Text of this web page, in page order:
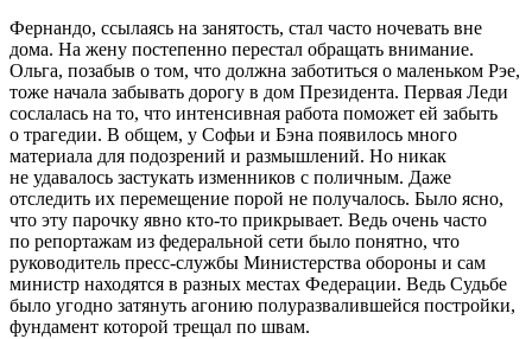
Фернандо, ссылаясь на занятость, стал часто ночевать вне
дома. На жену постепенно перестал обращать внимание.
Ольга, позабыв о том, что должна заботиться о маленьком Рэе,
тоже начала забывать дорогу в дом Президента. Первая Леди
сослалась на то, что интенсивная работа поможет ей забыть
о трагедии. В общем, у Софьи и Бэна появилось много
материала для подозрений и размышлений. Но никак
не удавалось застукать изменников с поличным. Даже
отследить их перемещение порой не получалось. Было ясно,
что эту парочку явно кто-то прикрывает. Ведь очень часто
по репортажам из федеральной сети было понятно, что
руководитель пресс-службы Министерства обороны и сам
министр находятся в разных местах Федерации. Ведь Судьбе
было угодно затянуть агонию полуразвалившейся постройки,
фундамент которой трещал по швам.